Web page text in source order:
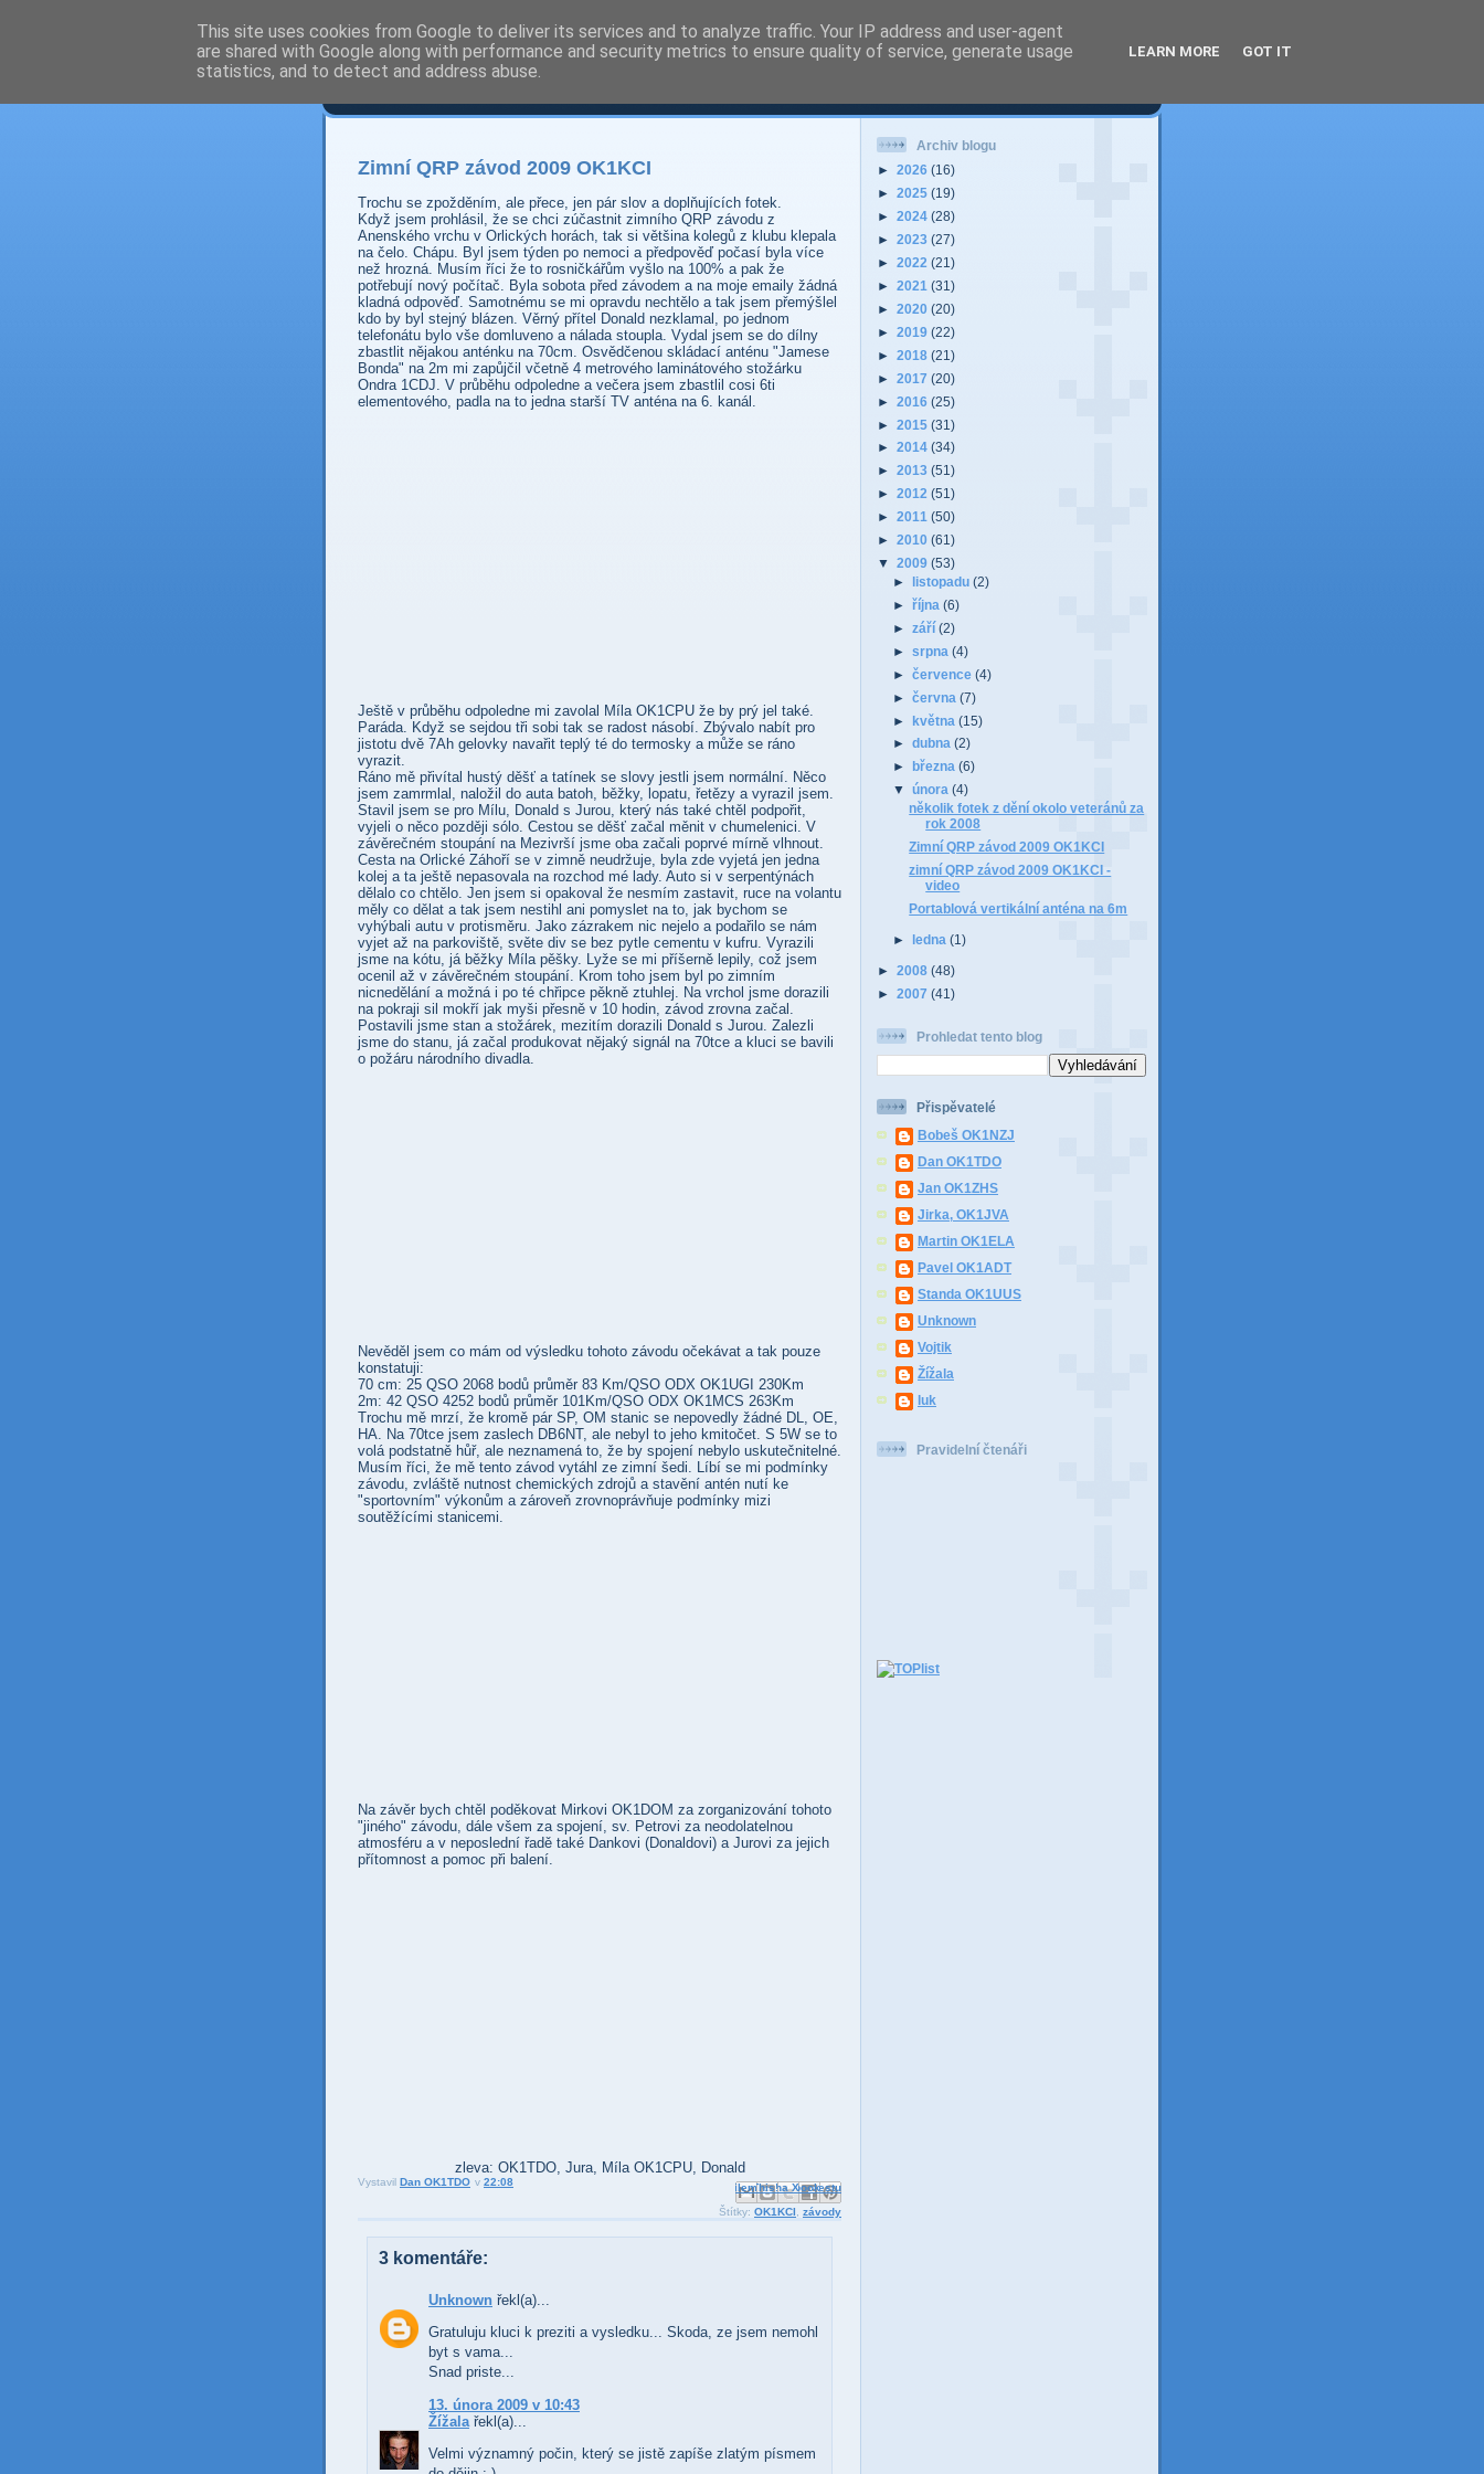
Prdec - Pardubice Hradec
Zimní QRP závod 2009 OK1KCI
Trochu se zpožděním, ale přece, jen pár slov a doplňujících fotek.
Když jsem prohlásil, že se chci zúčastnit zimního QRP závodu z
Anenského vrchu v Orlických horách, tak si většina kolegů z klubu klepala
na čelo. Chápu. Byl jsem týden po nemoci a předpověď počasí byla více
než hrozná. Musím říci že to rosničkářům vyšlo na 100% a pak že
potřebují nový počítač. Byla sobota před závodem a na moje emaily žádná
kladná odpověď. Samotnému se mi opravdu nechtělo a tak jsem přemýšlel
kdo by byl stejný blázen. Věrný přítel Donald nezklamal, po jednom
telefonátu bylo vše domluveno a nálada stoupla. Vydal jsem se do dílny
zbastlit nějakou anténku na 70cm. Osvědčenou skládací anténu "Jamese
Bonda" na 2m mi zapůjčil včetně 4 metrového laminátového stožárku
Ondra 1CDJ. V průběhu odpoledne a večera jsem zbastlil cosi 6ti
elementového, padla na to jedna starší TV anténa na 6. kanál.
Ještě v průběhu odpoledne mi zavolal Míla OK1CPU že by prý jel také.
Paráda. Když se sejdou tři sobi tak se radost násobí. Zbývalo nabít pro
jistotu dvě 7Ah gelovky navařit teplý té do termosky a může se ráno
vyrazit.
Ráno mě přivítal hustý děšť a tatínek se slovy jestli jsem normální. Něco
jsem zamrmlal, naložil do auta batoh, běžky, lopatu, řetězy a vyrazil jsem.
Stavil jsem se pro Mílu, Donald s Jurou, který nás také chtěl podpořit,
vyjeli o něco později sólo. Cestou se děšť začal měnit v chumelenici. V
závěrečném stoupání na Mezivrší jsme oba začali poprvé mírně vlhnout.
Cesta na Orlické Záhoří se v zimně neudržuje, byla zde vyjetá jen jedna
kolej a ta ještě nepasovala na rozchod mé lady. Auto si v serpentýnách
dělalo co chtělo. Jen jsem si opakoval že nesmím zastavit, ruce na volantu
měly co dělat a tak jsem nestihl ani pomyslet na to, jak bychom se
vyhýbali autu v protisměru. Jako zázrakem nic nejelo a podařilo se nám
vyjet až na parkoviště, světe div se bez pytle cementu v kufru. Vyrazili
jsme na kótu, já běžky Míla pěšky. Lyže se mi příšerně lepily, což jsem
ocenil až v závěrečném stoupání. Krom toho jsem byl po zimním
nicnedělání a možná i po té chřipce pěkně ztuhlej. Na vrchol jsme dorazili
na pokraji sil mokří jak myši přesně v 10 hodin, závod zrovna začal.
Postavili jsme stan a stožárek, mezitím dorazili Donald s Jurou. Zalezli
jsme do stanu, já začal produkovat nějaký signál na 70tce a kluci se bavili
o požáru národního divadla.
Nevěděl jsem co mám od výsledku tohoto závodu očekávat a tak pouze
konstatuji:
70 cm: 25 QSO 2068 bodů průměr 83 Km/QSO ODX OK1UGI 230Km
2m: 42 QSO 4252 bodů průměr 101Km/QSO ODX OK1MCS 263Km
Trochu mě mrzí, že kromě pár SP, OM stanic se nepovedly žádné DL, OE,
HA. Na 70tce jsem zaslech DB6NT, ale nebyl to jeho kmitočet. S 5W se to
volá podstatně hůř, ale neznamená to, že by spojení nebylo uskutečnitelné.
Musím říci, že mě tento závod vytáhl ze zimní šedi. Líbí se mi podmínky
závodu, zvláště nutnost chemických zdrojů a stavění antén nutí ke
"sportovním" výkonům a zároveň zrovnoprávňuje podmínky mizi
soutěžícími stanicemi.
Na závěr bych chtěl poděkovat Mirkovi OK1DOM za zorganizování tohoto
"jiného" závodu, dále všem za spojení, sv. Petrovi za neodolatelnou
atmosféru a v neposlední řadě také Dankovi (Donaldovi) a Jurovi za jejich
přítomnost a pomoc při balení.
zleva: OK1TDO, Jura, Míla OK1CPU, Donald
Vystavil Dan OK1TDO v 22:08 Odeslat e-mailemBlogThis!
Sdílet na X
Sdílet ve službě Facebook
Sdílet na Pinterestu
Štítky: OK1KCI závody
3 komentáře:
Unknown řekl(a)...
Gratuluju kluci k preziti a vysledku... Skoda, ze jsem nemohl
byt s vama...
Snad priste...
13. února 2009 v 10:43
Žížala řekl(a)...
Velmi významný počin, který se jistě zapíše zlatým písmem
Archiv blogu
► 2026 (16)
► 2025 (19)
► 2024 (28)
► 2023 (27)
► 2022 (21)
► 2021 (31)
► 2020 (20)
► 2019 (22)
► 2018 (21)
► 2017 (20)
► 2016 (25)
► 2015 (31)
► 2014 (34)
► 2013 (51)
► 2012 (51)
► 2011 (50)
► 2010 (61)
▼ 2009 (53)
► listopadu(2)
►října(6)
►září(2)
►srpna(4)
►července(4)
►června(7)
► května(15)
►dubna(2)
►
března(6)
▼února(4)
několik fotek z dění okolo veteránů za
rok 2008
Zimní QRP závod 2009 OK1KCI
zimní QRP závod 2009 OK1KCI -
video
Portablová vertikální anténa na 6m
► ledna(1)
► 2008 (48)
► 2007 (41)
Prohledat tento blog
Přispěvatelé
Bobeš OK1NZJ
Dan OK1TDO
Jan OK1ZHS
Jirka, OK1JVA
Martin OK1ELA
Pavel OK1ADT
Standa OK1UUS
Unknown
Vojtik
Žížala
luk
Pravidelní čtenáři
This site uses cookies from Google to deliver its services and to analyze traffic. Your IP address and user-agent
are shared with Google along with performance and security metrics to ensure quality of service, generate usage
statistics, and to detect and address abuse.
LEARN MORE GOT IT